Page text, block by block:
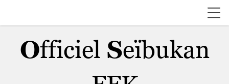
Officiel Seïbukan